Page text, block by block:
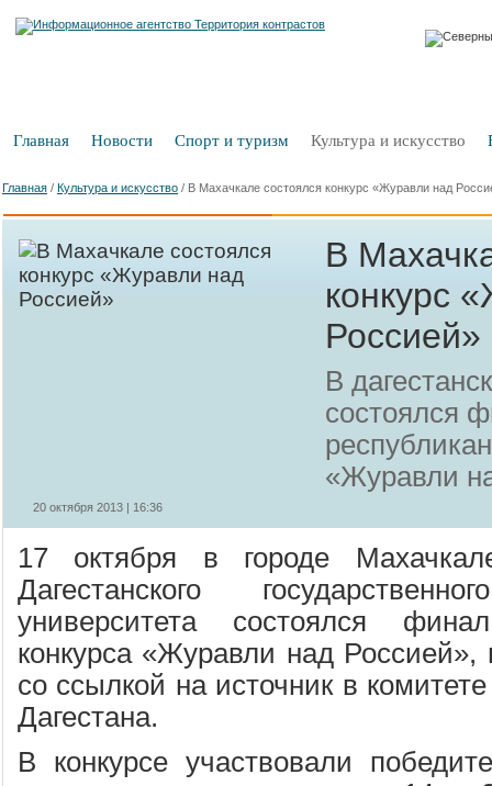
Главная Новости Спорт и туризм Культура и искусство
Главная / Культура и искусство / В Махачкале состоялся конкурс «Журавли над
В
конкурс
Россией»
В
состоялся
«Журавли
20 октября 2013 | 16:36
17 октября в городе
Дагестанского
университета состоялся финал
конкурса «Журавли над
со ссылкой на источник в
Дагестана.
В конкурсе участвовали